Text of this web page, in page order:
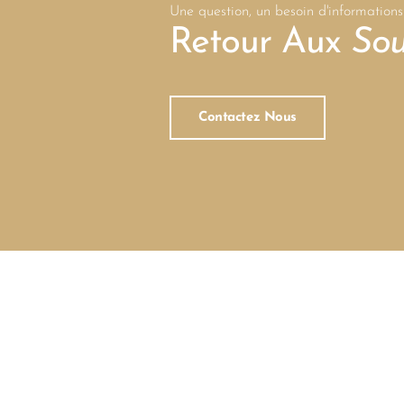
Une question, un besoin
Retour Aux
Contactez Nous